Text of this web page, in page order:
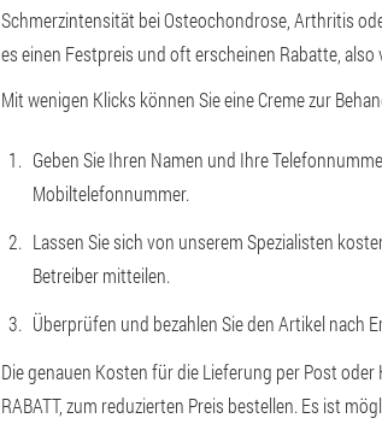
Schmerzintensität bei Osteochondrose, Arthritis
es einen Festpreis und oft erscheinen Rabatte,
Mit wenigen Klicks können Sie eine Creme zur
Geben Sie Ihren Namen und Ihre
Mobiltelefonnummer.
Lassen Sie sich von unserem Spezialisten
Betreiber mitteilen.
Überprüfen und bezahlen Sie den Artikel nach
Die genauen Kosten für die Lieferung per Post
RABATT, zum reduzierten Preis bestellen. Es ist